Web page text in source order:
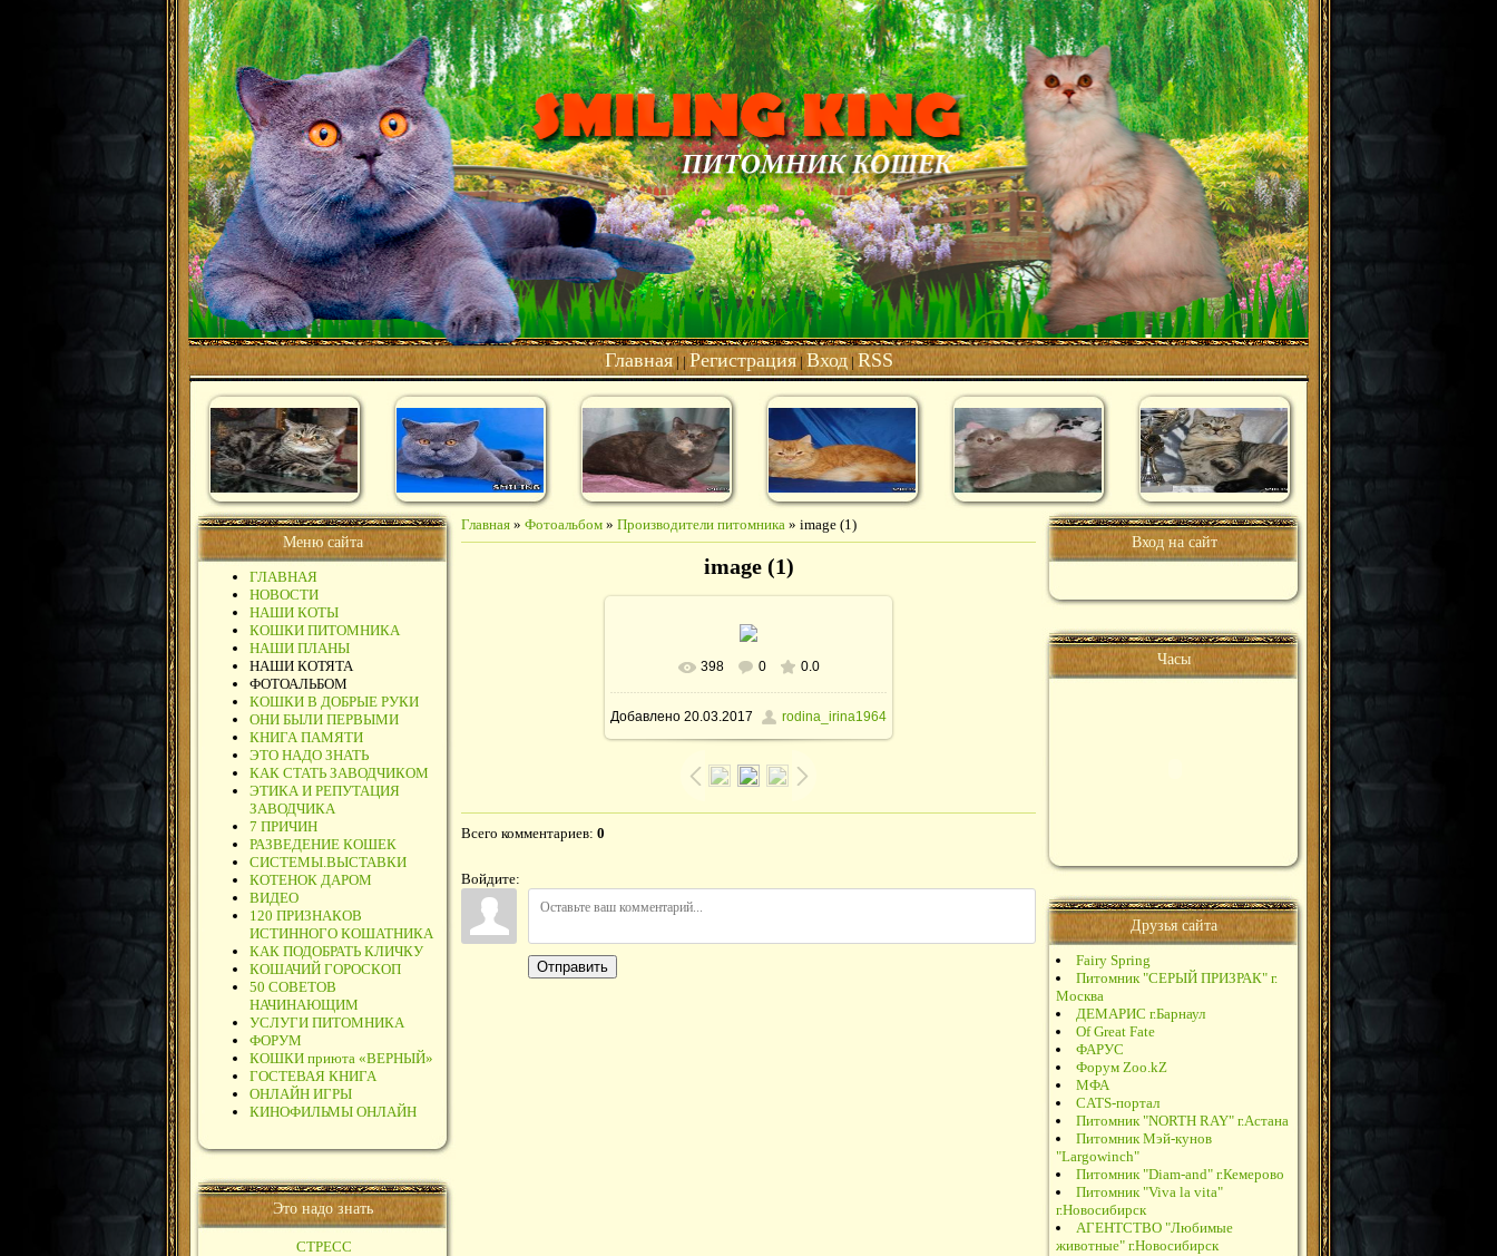
Главная| |Регистрация| Вход| RSS
Меню сайта
ГЛАВНАЯ
НОВОСТИ
НАШИ КОТЫ
КОШКИ ПИТОМНИКА
НАШИ ПЛАНЫ
НАШИ КОТЯТА
ФОТОАЛЬБОМ
КОШКИ В ДОБРЫЕ РУКИ
ОНИ БЫЛИ ПЕРВЫМИ
КНИГА ПАМЯТИ
ЭТО НАДО ЗНАТЬ
КАК СТАТЬ ЗАВОДЧИКОМ
ЭТИКА И РЕПУТАЦИЯ
ЗАВОДЧИКА
7 ПРИЧИН
РАЗВЕДЕНИЕ КОШЕК
СИСТЕМЫ.ВЫСТАВКИ
КОТЕНОК ДАРОМ
ВИДЕО
120 ПРИЗНАКОВ
ИСТИННОГО КОШАТНИКА
КАК ПОДОБРАТЬ КЛИЧКУ
КОШАЧИЙ ГОРОСКОП
50 СОВЕТОВ
НАЧИНАЮЩИМ
УСЛУГИ ПИТОМНИКА
ФОРУМ
КОШКИ приюта «ВЕРНЫЙ»
ГОСТЕВАЯ КНИГА
ОНЛАЙН ИГРЫ
КИНОФИЛЬМЫ ОНЛАЙН
Это надо знать
СТРЕСС
Главная » Фотоальбом » Производители питомника » image (1)
image (1)
В реальном размере 1600x1246
321.2Kb
398 0 0.0
Добавлено 20.03.2017 rodina_irina1964
Всего комментариев: 0
Войдите:
Отправить
Вход на сайт
Часы
Друзья сайта
Fairy Spring
Питомник "СЕРЫЙ ПРИЗРАК" г.
Москва
ДЕМАРИС г.Барнаул
Of Great Fate
ФАРУС
Форум Zoo.kZ
МФА
CATS-портал
Питомник "NORTH RAY" г.Астана
Питомник Мэй-кунов
"Largowinch"
Питомник "Diam-and" г.Кемерово
Питомник "Viva la vita"
г.Новосибирск
АГЕНТСТВО "Любимые
животные" г.Новосибирск